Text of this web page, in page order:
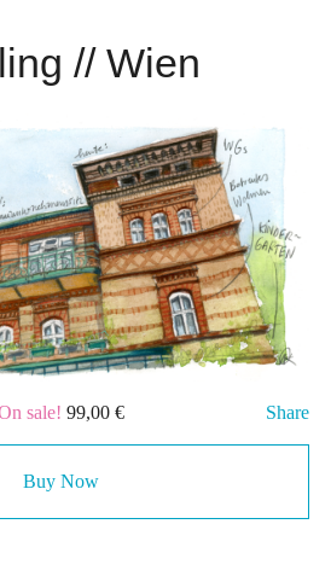
// Wien
sale! 99,00 € Share
Buy Now